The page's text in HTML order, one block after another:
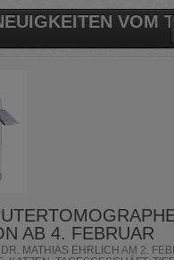
VOM
AB 4. FEBRUAR
DR. MATHIAS EHRLICH AM 2.